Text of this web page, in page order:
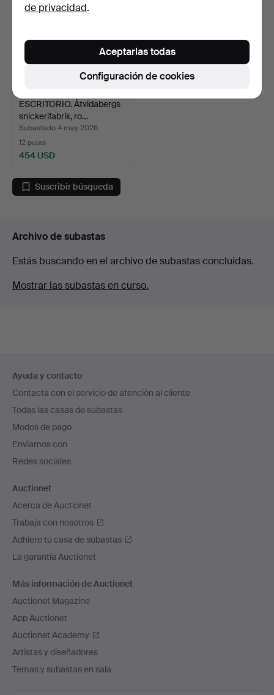
ESCRITORIO. Åtvidabergs
snickerifabrik, ro…
Subastado 4 may 2026
12 pujas
454 USD
Suscribir búsqueda
Archivo de subastas
Estás buscando en el archivo de subastas concluidas.
Mostrar las subastas en curso.
en
el
pie
de
página
Ayuda y contacto
Contacta con el servicio de atención al cliente
Todas las casas de subastas
Modos de pago
Enviamos con
Redes sociales
Auctionet
Acerca de Auctionet
Trabaja con nosotros
Adhiere tu casa de subastas
La garantía Auctionet
Más información de Auctionet
Auctionet Magazine
App Auctionet
Auctionet Academy
Artistas y diseñadores
Temas y subastas en sala
de privacidad.
Configuración de cookies
Aceptarlas todas